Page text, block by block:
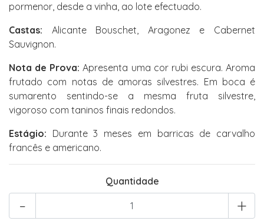
pormenor, desde a vinha, ao lote efectuado.
Castas: Alicante Bouschet, Aragonez e Cabernet
Sauvignon.
Nota de Prova: Apresenta uma cor rubi escura. Aroma
frutado com notas de amoras silvestres. Em boca é
sumarento sentindo-se a mesma fruta silvestre,
vigoroso com taninos finais redondos.
Estágio: Durante 3 meses em barricas de carvalho
francês e americano.
Quantidade
+
-